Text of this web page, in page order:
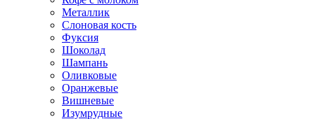
Металлик
Слоновая кость
Фуксия
Шоколад
Шампань
Оливковые
Оранжевые
Вишневые
Изумрудные